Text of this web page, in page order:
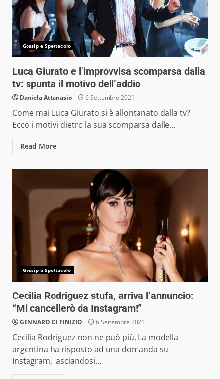
Gossip e Spettacolo
Luca Giurato e l’improvvisa scomparsa dalla
tv: spunta il motivo dell’addio
Daniela Attanasio 6 Settembre 2021
Come mai Luca Giurato si è allontanato dalla tv?
Ecco i motivi dietro la sua scomparsa dalle...
Read More
Gossip e Spettacolo
Cecilia Rodriguez stufa, arriva l’annuncio:
“Mi cancellerò da Instagram!”
GENNARO DI FINIZIO 6 Settembre 2021
Cecilia Rodriguez non ne può più. La modella
argentina ha risposto ad una domanda su
Instagram, lasciandosi...